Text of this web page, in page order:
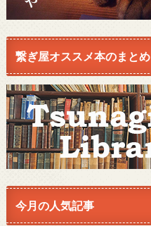
繋ぎ屋オススメ本のまとめ
今月の人気記事